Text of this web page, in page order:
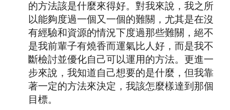
的方法該是什麼來得好。對我來說，我之所
以能夠度過一個又一個的難關，尤其是在沒
有經驗和資源的情況下度過那些難關，絕不
是我前輩子有燒香而運氣比人好，而是我不
斷檢討並優化自己可以運用的方法。更進一
步來說，我知道自己想要的是什麼，但我靠
著一定的方法來決定，我該怎麼樣達到那個
目標。